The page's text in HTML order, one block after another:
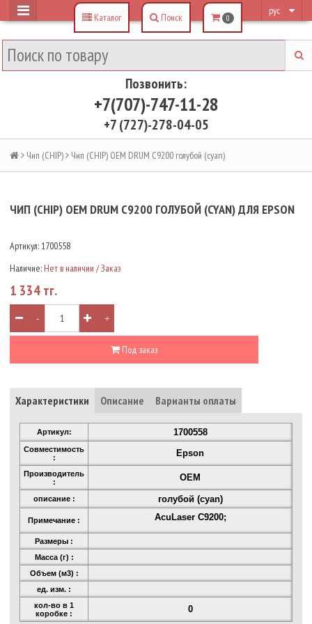
рус
Позвонить:
+7(707)-747-11-28
+7 (727)-278-04-05
Каталог Поиск 0
Чип (CHIP) Чип (CHIP) OEM DRUM C9200 голубой (cyan)
ЧИП (CHIP) OEM DRUM C9200 ГОЛУБОЙ (CYAN) ДЛЯ EPSON
Артикул: 1700558
Наличие: Нет в наличии / Заказ
1 334 тг.
- +
Под заказ
Характеристики Описание Варианты оплаты
Артикул: 1700558
Совместимость
:
Epson
Производитель
:
OEM
описание : голубой (cyan)
Примечание : AcuLaser C9200;
Размеры :
Масса (г) :
Объем (м3) :
ед. изм. :
кол-во в 1
коробке :
0